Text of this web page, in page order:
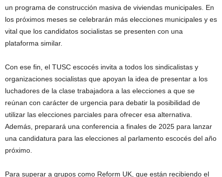
un programa de construcción masiva de viviendas municipales. En
los próximos meses se celebrarán más elecciones municipales y es
vital que los candidatos socialistas se presenten con una
plataforma similar.
Con ese fin, el TUSC escocés invita a todos los sindicalistas y
organizaciones socialistas que apoyan la idea de presentar a los
luchadores de la clase trabajadora a las elecciones a que se
reúnan con carácter de urgencia para debatir la posibilidad de
utilizar las elecciones parciales para ofrecer esa alternativa.
Además, preparará una conferencia a finales de 2025 para lanzar
una candidatura para las elecciones al parlamento escocés del año
próximo.
Para superar a grupos como Reform UK, que están recibiendo el